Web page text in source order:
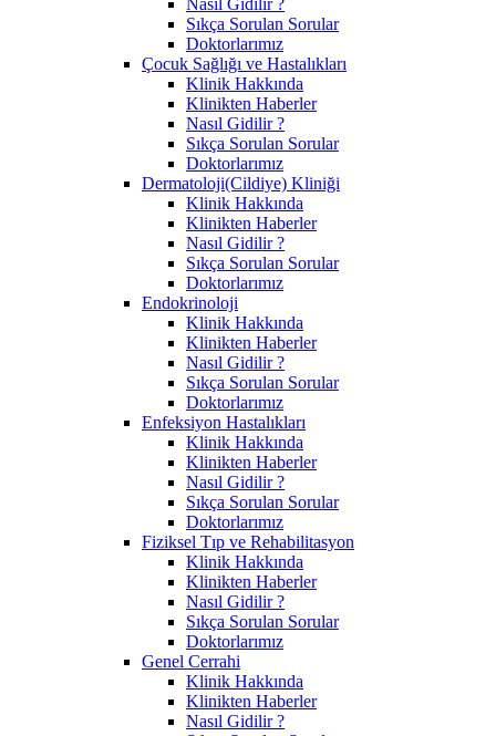
Sıkça Sorulan Sorular
Doktorlarımız
Çocuk Sağlığı ve Hastalıkları
Klinik Hakkında
Klinikten Haberler
Nasıl Gidilir ?
Sıkça Sorulan Sorular
Doktorlarımız
Dermatoloji(Cildiye) Kliniği
Klinik Hakkında
Klinikten Haberler
Nasıl Gidilir ?
Sıkça Sorulan Sorular
Doktorlarımız
Endokrinoloji
Klinik Hakkında
Klinikten Haberler
Nasıl Gidilir ?
Sıkça Sorulan Sorular
Doktorlarımız
Enfeksiyon Hastalıkları
Klinik Hakkında
Klinikten Haberler
Nasıl Gidilir ?
Sıkça Sorulan Sorular
Doktorlarımız
Fiziksel Tıp ve Rehabilitasyon
Klinik Hakkında
Klinikten Haberler
Nasıl Gidilir ?
Sıkça Sorulan Sorular
Doktorlarımız
Genel Cerrahi
Klinik Hakkında
Klinikten Haberler
Nasıl Gidilir ?